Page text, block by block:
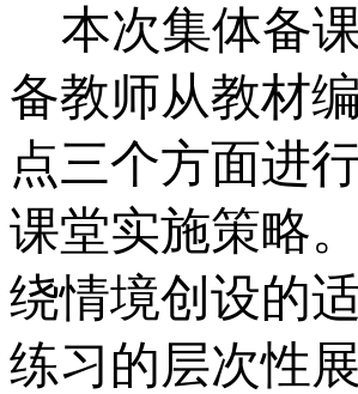
本次集体备
备教师从教材
点三个方面进
课堂实施策略
绕情境创设的
练习的层次性